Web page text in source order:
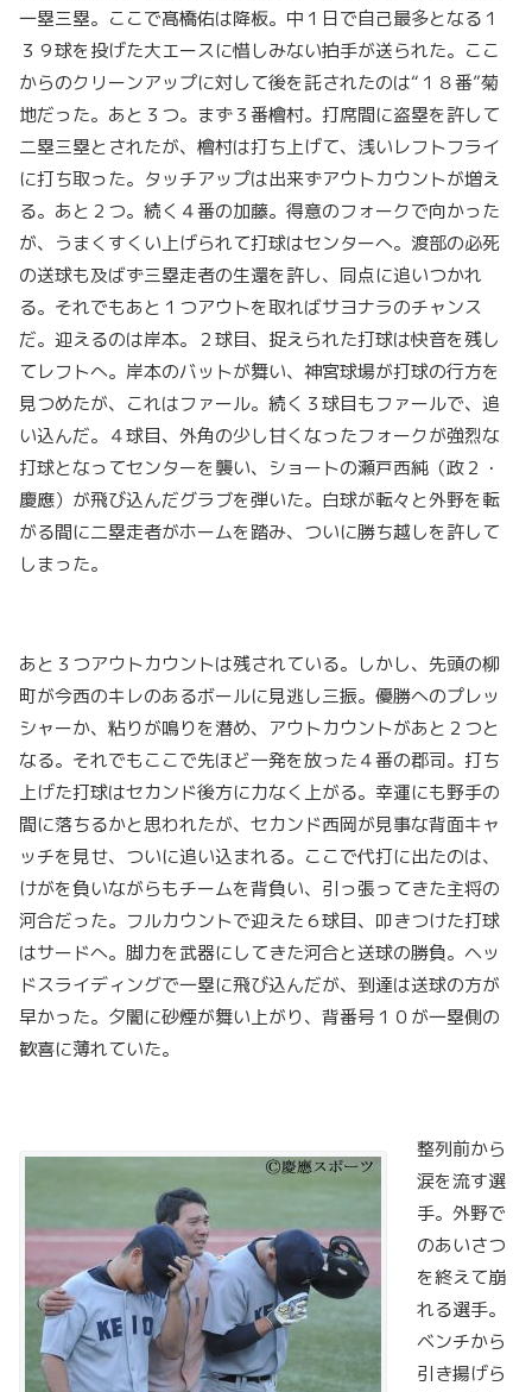
一塁三塁。ここで髙橋佑は降板。中１日で自己最多となる１
３９球を投げた大エースに惜しみない拍手が送られた。ここ
からのクリーンアップに対して後を託されたのは“１８番”菊
地だった。あと３つ。まず３番檜村。打席間に盗塁を許して
二塁三塁とされたが、檜村は打ち上げて、浅いレフトフライ
に打ち取った。タッチアップは出来ずアウトカウントが増え
る。あと２つ。続く４番の加藤。得意のフォークで向かった
が、うまくすくい上げられて打球はセンターへ。渡部の必死
の送球も及ばず三塁走者の生還を許し、同点に追いつかれ
る。それでもあと１つアウトを取ればサヨナラのチャンス
だ。迎えるのは岸本。２球目、捉えられた打球は快音を残し
てレフトへ。岸本のバットが舞い、神宮球場が打球の行方を
見つめたが、これはファール。続く３球目もファールで、追
い込んだ。４球目、外角の少し甘くなったフォークが強烈な
打球となってセンターを襲い、ショートの瀬戸西純（政２・
慶應）が飛び込んだグラブを弾いた。白球が転々と外野を転
がる間に二塁走者がホームを踏み、ついに勝ち越しを許して
しまった。
あと３つアウトカウントは残されている。しかし、先頭の柳
町が今西のキレのあるボールに見逃し三振。優勝へのプレッ
シャーか、粘りが鳴りを潜め、アウトカウントがあと２つと
なる。それでもここで先ほど一発を放った４番の郡司。打ち
上げた打球はセカンド後方に力なく上がる。幸運にも野手の
間に落ちるかと思われたが、セカンド西岡が見事な背面キャ
ッチを見せ、ついに追い込まれる。ここで代打に出たのは、
けがを負いながらもチームを背負い、引っ張ってきた主将の
河合だった。フルカウントで迎えた６球目、叩きつけた打球
はサードへ。脚力を武器にしてきた河合と送球の勝負。ヘッ
ドスライディングで一塁に飛び込んだが、到達は送球の方が
早かった。夕闇に砂煙が舞い上がり、背番号１０が一塁側の
歓喜に薄れていた。
整列前から
涙を流す選
手。外野で
のあいさつ
を終えて崩
れる選手。
ベンチから
引き揚げら